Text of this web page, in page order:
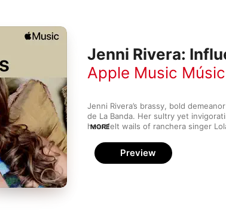
Jenni Rivera:
Apple Music
Jenni Rivera’s brassy, bold
de La Banda. Her sultry yet
heartfelt wails of ranchera singer
daring lyricism draws from the grim
and her lovelorn mariachi songs
ballads.
MORE
Preview